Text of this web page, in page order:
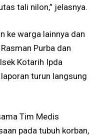
tali nilon,” jelasnya.
ke warga lainnya dan
Purba dan
Kotarih Ipda
turun langsung
Tim Medis
pada tubuh korban,